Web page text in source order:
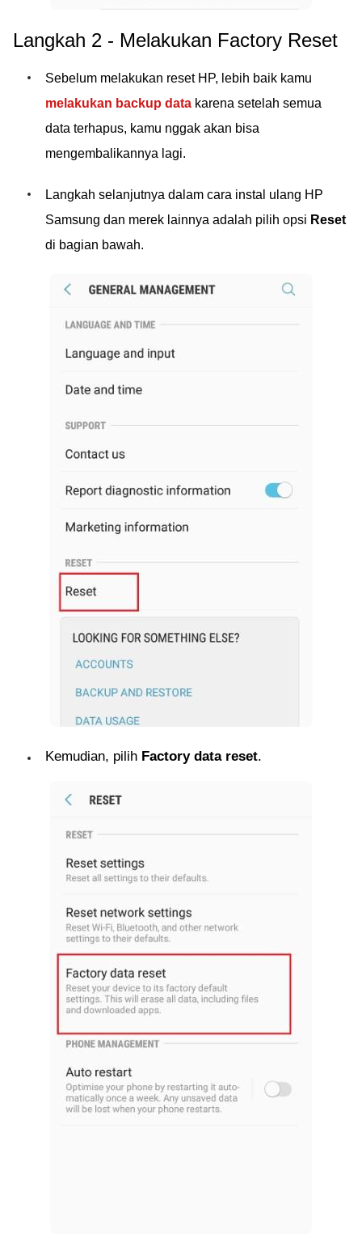
Langkah 2 - Melakukan Factory Reset
Sebelum melakukan reset HP, lebih baik kamu
melakukan backup data karena setelah semua
data terhapus, kamu nggak akan bisa
mengembalikannya lagi.
Langkah selanjutnya dalam cara instal ulang HP
Samsung dan merek lainnya adalah pilih opsi Reset
di bagian bawah.
Kemudian, pilih Factory data reset.